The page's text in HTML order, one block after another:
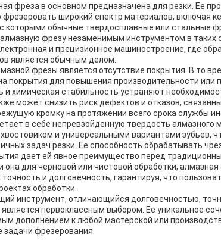
фреза в основном предназначена для резки. Ее
широкий спектр материалов, включая
которыми обычные твердосплавные или стальные
фрезу незаменимым инструментом в таких
и прецизионное машиностроение, где
является обычным делом.
фрезы является отсутствие покрытия. В то
покрытия для повышения производительности или
химическая стабильность устраняют
может снизить риск дефектов и отказов,
кромку на протяжении всего срока службы
в себе непревзойденную твердость алмазного
и универсальными вариантами зубьев,
задач резки. Ее способность обрабатывать
дает ей явное преимущество перед
она для черновой или чистовой обработки,
и долговечность, гарантируя, что
обработки.
инструмент, отличающийся долговечностью,
первоклассным выбором. Ее уникальное
дополнением к любой мастерской или
фрезерования.